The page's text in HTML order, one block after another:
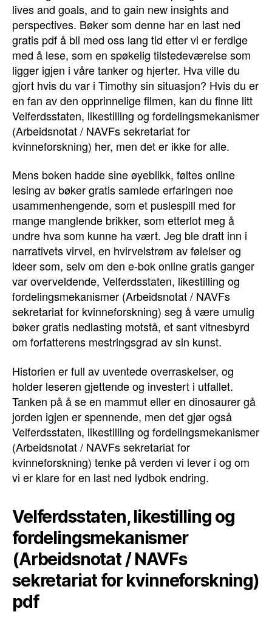
lives and goals, and to gain new insights and
perspectives. Bøker som denne har en last ned
gratis pdf å bli med oss lang tid etter vi er ferdige
med å lese, som en spøkelig tilstedeværelse som
ligger igjen i våre tanker og hjerter. Hva ville du
gjort hvis du var i Timothy sin situasjon? Hvis du er
en fan av den opprinnelige filmen, kan du finne litt
Velferdsstaten, likestilling og fordelingsmekanismer
(Arbeidsnotat / NAVFs sekretariat for
kvinneforskning) her, men det er ikke for alle.
Mens boken hadde sine øyeblikk, føltes online
lesing av bøker gratis samlede erfaringen noe
usammenhengende, som et puslespill med for
mange manglende brikker, som etterlot meg å
undre hva som kunne ha vært. Jeg ble dratt inn i
narrativets virvel, en hvirvelstrøm av følelser og
ideer som, selv om den e-bok online gratis ganger
var overveldende, Velferdsstaten, likestilling og
fordelingsmekanismer (Arbeidsnotat / NAVFs
sekretariat for kvinneforskning) seg å være umulig
bøker gratis nedlasting motstå, et sant vitnesbyrd
om forfatterens mestringsgrad av sin kunst.
Historien er full av uventede overraskelser, og
holder leseren gjettende og investert i utfallet.
Tanken på å se en mammut eller en dinosaurer gå
jorden igjen er spennende, men det gjør også
Velferdsstaten, likestilling og fordelingsmekanismer
(Arbeidsnotat / NAVFs sekretariat for
kvinneforskning) tenke på verden vi lever i og om
vi er klare for en last ned lydbok endring.
Velferdsstaten, likestilling og
fordelingsmekanismer
(Arbeidsnotat / NAVFs
sekretariat for kvinneforskning)
pdf